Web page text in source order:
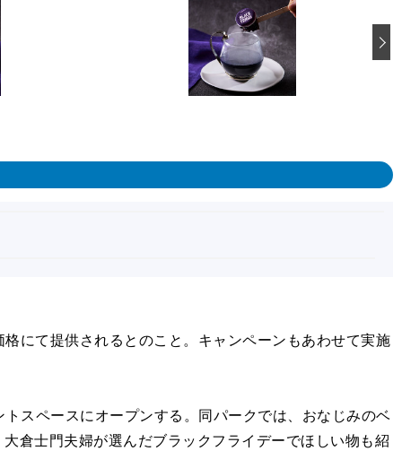
にて提供されるとのこと。キャンペーンもあわせて実施
スペースにオープンする。同パークでは、おなじみのベ
倉士門夫婦が選んだブラックフライデーでほしい物も紹